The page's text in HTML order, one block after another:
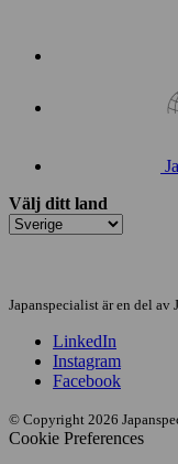
Välj ditt land
Japanspecialist är en del av
LinkedIn
Instagram
Facebook
© Copyright 2026
Cookie Preferences